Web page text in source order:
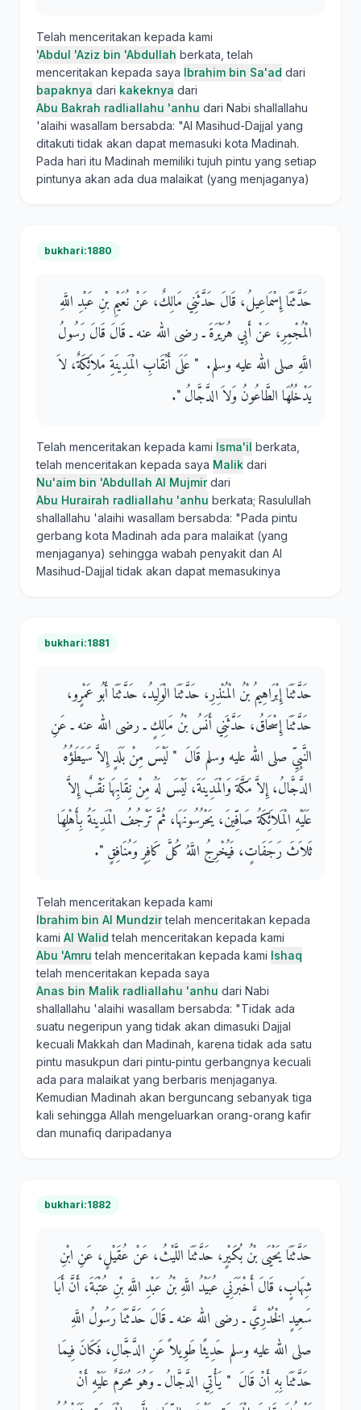
Telah menceritakan kepada kami
'Abdul 'Aziz bin 'Abdullah berkata, telah
menceritakan kepada saya Ibrahim bin Sa'ad dari
bapaknya dari kakeknya dari
Abu Bakrah radliallahu 'anhu dari Nabi shallallahu
'alaihi wasallam bersabda: "Al Masihud-Dajjal yang
ditakuti tidak akan dapat memasuki kota Madinah.
Pada hari itu Madinah memiliki tujuh pintu yang setiap
pintunya akan ada dua malaikat (yang menjaganya)
bukhari:1880
حَدَّثَنَا إِسْمَاعِيلُ، قَالَ حَدَّثَنِي مَالِكٌ، عَنْ نُعَيْمِ بْنِ عَبْدِ اللَّهِ
الْمُجْمِرِ، عَنْ أَبِي هُرَيْرَةَ ـ رضى الله عنه ـ قَالَ قَالَ رَسُولُ
اللَّهِ صلى الله عليه وسلم‏.‏ ‏ "‏ عَلَى أَنْقَابِ الْمَدِينَةِ مَلاَئِكَةٌ، لاَ
يَدْخُلُهَا الطَّاعُونُ وَلاَ الدَّجَّالُ ‏"‏‏.‏
Telah menceritakan kepada kami Isma'il berkata,
telah menceritakan kepada saya Malik dari
Nu'aim bin 'Abdullah Al Mujmirdari
Abu Hurairah radliallahu 'anhu berkata; Rasulullah
shallallahu 'alaihi wasallam bersabda: "Pada pintu
gerbang kota Madinah ada para malaikat (yang
menjaganya) sehingga wabah penyakit dan Al
Masihud-Dajjal tidak akan dapat memasukinya
bukhari:1881
حَدَّثَنَا إِبْرَاهِيمُ بْنُ الْمُنْذِرِ، حَدَّثَنَا الْوَلِيدُ، حَدَّثَنَا أَبُو عَمْرٍو،
حَدَّثَنَا إِسْحَاقُ، حَدَّثَنِي أَنَسُ بْنُ مَالِكٍ ـ رضى الله عنه ـ عَنِ
النَّبِيِّ صلى الله عليه وسلم قَالَ ‏ "‏ لَيْسَ مِنْ بَلَدٍ إِلاَّ سَيَطَؤُهُ
الدَّجَّالُ، إِلاَّ مَكَّةَ وَالْمَدِينَةَ، لَيْسَ لَهُ مِنْ نِقَابِهَا نَقْبٌ إِلاَّ
عَلَيْهِ الْمَلاَئِكَةُ صَافِّينَ، يَحْرُسُونَهَا، ثُمَّ تَرْجُفُ الْمَدِينَةُ بِأَهْلِهَا
ثَلاَثَ رَجَفَاتٍ، فَيُخْرِجُ اللَّهُ كُلَّ كَافِرٍ وَمُنَافِقٍ ‏"‏‏.‏
Telah menceritakan kepada kami
Ibrahim bin Al Mundzirtelah menceritakan kepada
kami Al Walid telah menceritakan kepada kami
Abu 'Amru telah menceritakan kepada kami Ishaq
telah menceritakan kepada saya
Anas bin Malik radliallahu 'anhu dari Nabi
shallallahu 'alaihi wasallam bersabda: "Tidak ada
suatu negeripun yang tidak akan dimasuki Dajjal
kecuali Makkah dan Madinah, karena tidak ada satu
pintu masukpun dari pintu-pintu gerbangnya kecuali
ada para malaikat yang berbaris menjaganya.
Kemudian Madinah akan berguncang sebanyak tiga
kali sehingga Allah mengeluarkan orang-orang kafir
dan munafiq daripadanya
bukhari:1882
حَدَّثَنَا يَحْيَى بْنُ بُكَيْرٍ، حَدَّثَنَا اللَّيْثُ، عَنْ عُقَيْلٍ، عَنِ ابْنِ
شِهَابٍ، قَالَ أَخْبَرَنِي عُبَيْدُ اللَّهِ بْنُ عَبْدِ اللَّهِ بْنِ عُتْبَةَ، أَنَّ أَبَا
سَعِيدٍ الْخُدْرِيَّ ـ رضى الله عنه ـ قَالَ حَدَّثَنَا رَسُولُ اللَّهِ
صلى الله عليه وسلم حَدِيثًا طَوِيلاً عَنِ الدَّجَّالِ، فَكَانَ فِيمَا
حَدَّثَنَا بِهِ أَنْ قَالَ ‏ "‏ يَأْتِي الدَّجَّالُ ـ وَهُوَ مُحَرَّمٌ عَلَيْهِ أَنْ